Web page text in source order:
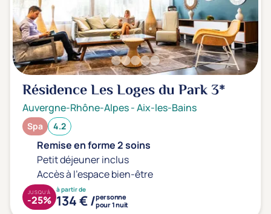
Résidence Les Loges du Park3*
Auvergne-Rhône-Alpes-Aix-les-Bains
Spa 4.2
Remise en forme 2 soins
Petit déjeuner inclus
Accès à l'espace bien-être
à partir de
134 € /personne
pour 1 nuit
JUSQU'À
-25%